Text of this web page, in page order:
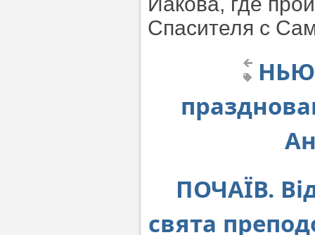
Спасителя с
ПОЧАЇВ.
свята